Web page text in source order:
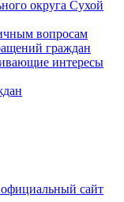
округа Сухой
вопросам
граждан
интересы
сайт